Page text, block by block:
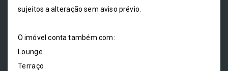
sujeitos a alteração sem aviso prévio.
O imóvel conta também com:
Lounge
Terraço